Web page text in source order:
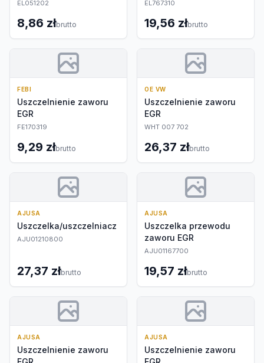
EL051202
8,86 złbrutto
EL767310
19,56 złbrutto
FEBI
Uszczelnienie zaworu
EGR
FE170319
9,29 złbrutto
OE VW
Uszczelnienie zaworu
EGR
WHT 007 702
26,37 złbrutto
AJUSA
Uszczelka/uszczelniacz
AJU01210800
27,37 złbrutto
AJUSA
Uszczelka przewodu
zaworu EGR
AJU01167700
19,57 złbrutto
AJUSA
Uszczelnienie zaworu
AJUSA
Uszczelnienie zaworu